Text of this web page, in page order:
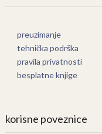
preuzimanje
tehnička podrška
pravila privatnosti
besplatne knjige
korisne poveznice